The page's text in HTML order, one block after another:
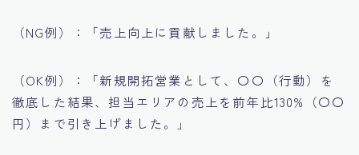
（NG例）：「売上向上に貢献しました。」
（OK例）：「新規開拓営業として、〇〇（行動）を
徹底した結果、担当エリアの売上を前年比130%（〇〇
円）まで引き上げました。」